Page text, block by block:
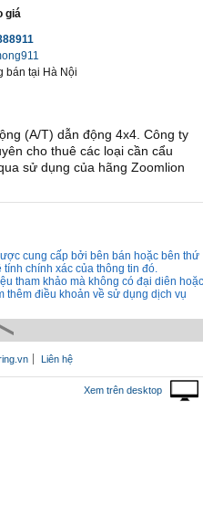
giá
bán tại Hà Nội
(A/T) dẫn động 4x4. Công ty
cho thuê các loại cần cẩu
sử dụng của hãng Zoomlion
cung cấp bởi bên bán hoặc bên thứ
chính xác của thông tin đó.
tham khảo mà không có đại diên hoặc
thêm điều khoản về sử dụng dịch vụ
Liên hệ
Xem trên desktop